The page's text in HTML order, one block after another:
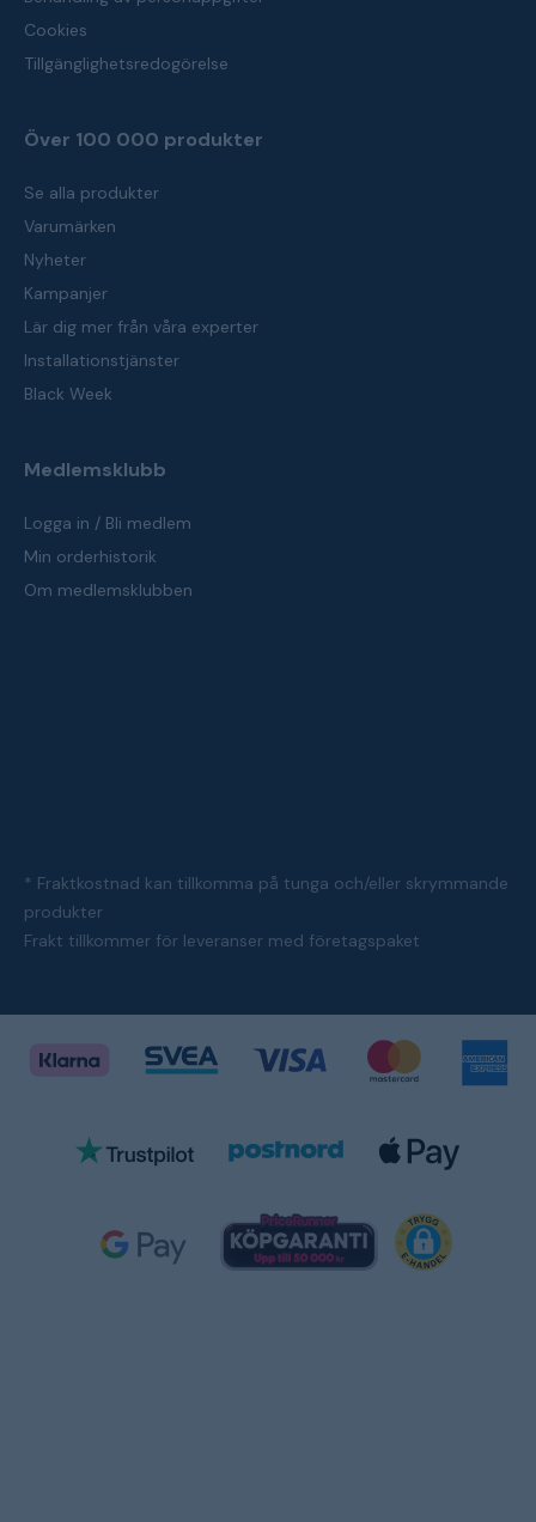
Cookies
Tillgänglighetsredogörelse
Över 100 000 produkter
Se alla produkter
Varumärken
Nyheter
Kampanjer
Lär dig mer från våra experter
Installationstjänster
Black Week
Medlemsklubb
Logga in / Bli medlem
Min orderhistorik
Om medlemsklubben
* Fraktkostnad kan tillkomma på tunga och/eller skrymmande
produkter
Frakt tillkommer för leveranser med företagspaket